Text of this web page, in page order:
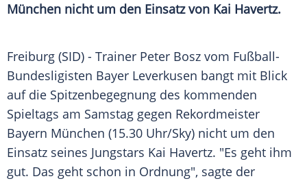
München nicht um den Einsatz von Kai Havertz.
Freiburg (SID) - Trainer Peter Bosz vom Fußball-
Bundesligisten Bayer Leverkusen bangt mit Blick
auf die Spitzenbegegnung des kommenden
Spieltags am Samstag gegen Rekordmeister
Bayern München (15.30 Uhr/Sky) nicht um den
Einsatz seines Jungstars Kai Havertz. "Es geht ihm
gut. Das geht schon in Ordnung", sagte der